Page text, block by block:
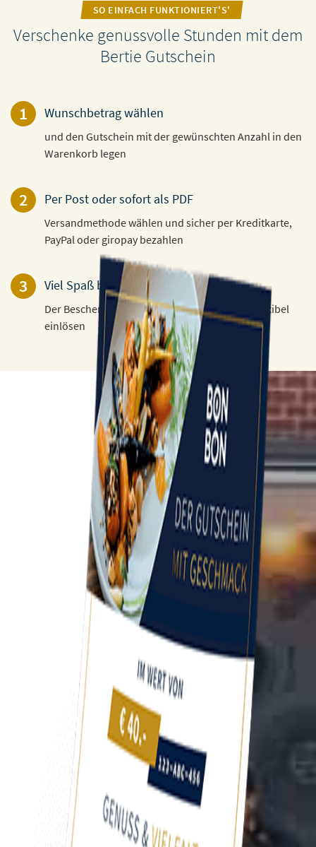
SO EINFACH FUNKTIONIERT'S'
Verschenke genussvolle Stunden mit dem
Bertie Gutschein
1 Wunschbetrag wählen
und den Gutschein mit der gewünschten Anzahl in den
Warenkorb legen
2 Per Post oder sofort als PDF
Versandmethode wählen und sicher per Kreditkarte,
PayPal oder giropay bezahlen
3 Viel Spaß beim Verschenken!
Der Beschenkte kann den Gutschein 3 Jahre flexibel
einlösen